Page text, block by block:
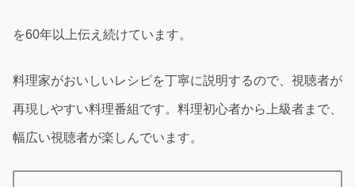
を60年以上伝え続けています。
料理家がおいしいレシピを丁寧に説明するので、視聴者が
再現しやすい料理番組です。料理初心者から上級者まで、
幅広い視聴者が楽しんでいます。